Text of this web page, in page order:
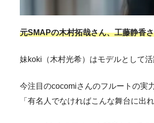
元SMAPの木村拓哉さん、工藤静香さ
妹koki（木村光希）はモデルとして
今注目のcocomiさんのフルートの実
「有名人でなければこんな舞台に出